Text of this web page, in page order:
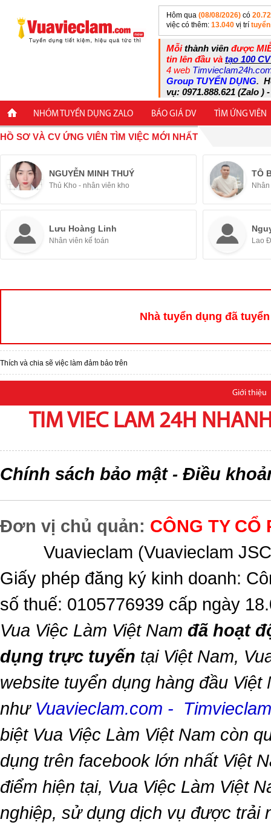
Hôm qua (08/08/2026) có
việc có thêm: 13.040 vị trí
Mỗithành viên được
tin lên đầu và tạo 100
4 web
Group TUYỂN DỤNG.
vụ: 0971.888.621 (Zalo )
NHÓM TUYỂN DỤNG ZALO BÁO GIÁ DV TÌM ỨNG VIÊN
HỒ SƠ VÀ CV ỨNG VIÊN TÌM VIỆC MỚI NHẤT
NGUYỄN MINH THUÝ
Thủ Kho - nhân viên kho
TÔ
Lưu Hoàng Linh
Nhân viên kế toán Lao
Nhà tuyển dụng đã
Thích và chia sẽ việc làm đảm bảo trên
Giới thiệu
TIM VIEC LAM 24H
Chính sách bảo mật- Điều
Đơn vị chủ quản: CÔNG TY CỔ
Vuavieclam (Vuavieclam
Giấy phép đăng ký kinh doanh:
số thuế: 0105776939 cấp ngày
Vua Việc Làm Việt Nam đã hoạt
dụng trực tuyến tại Việt Nam,
website tuyển dụng hàng đầu Việt
như Vuavieclam.com -
biệt Vua Việc Làm Việt Nam còn
dụng trên facebook lớn nhất Việt
điểm hiện tại, Vua Việc Làm Việt
nghiệp, sử dụng dịch vụ được trải